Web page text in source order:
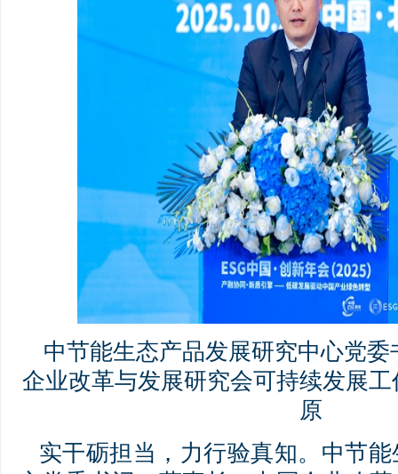
中节能生态产品发展研究中心党
企业改革与发展研究会可持续发展
原
实干砺担当，力行验真知。中节